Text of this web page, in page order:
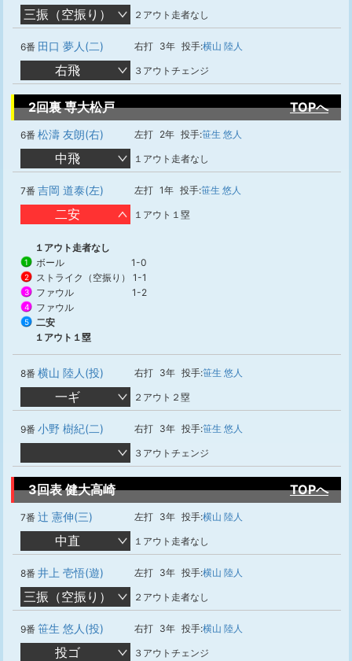
三振（空振り） ２アウト走者なし
6番 田口 夢人(二) 右打 3年 投手:横山 陸人
右飛 ３アウトチェンジ
2回裏 専大松戸 TOPへ
6番 松濤 友朗(右) 左打 2年 投手:笹生 悠人
中飛 １アウト走者なし
7番 吉岡 道泰(左) 左打 1年 投手:笹生 悠人
二安 １アウト１塁
１アウト走者なし
1 ボール 1-0
2 ストライク（空振り） 1-1
3 ファウル 1-2
4 ファウル
5
二安
１アウト１塁
8番 横山 陸人(投) 右打 3年 投手:笹生 悠人
一ギ ２アウト２塁
9番 小野 樹紀(二) 右打 3年 投手:笹生 悠人
３アウトチェンジ
3回表 健大高崎 TOPへ
7番 辻 憲伸(三) 左打 3年 投手:横山 陸人
中直 １アウト走者なし
8番 井上 壱悟(遊) 左打 3年 投手:横山 陸人
三振（空振り） ２アウト走者なし
9番 笹生 悠人(投) 右打 3年 投手:横山 陸人
投ゴ ３アウトチェンジ